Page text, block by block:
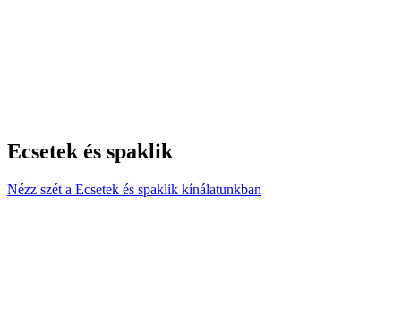
Ecsetek és spaklik
Nézz szét a Ecsetek és spaklik kínálatunkban